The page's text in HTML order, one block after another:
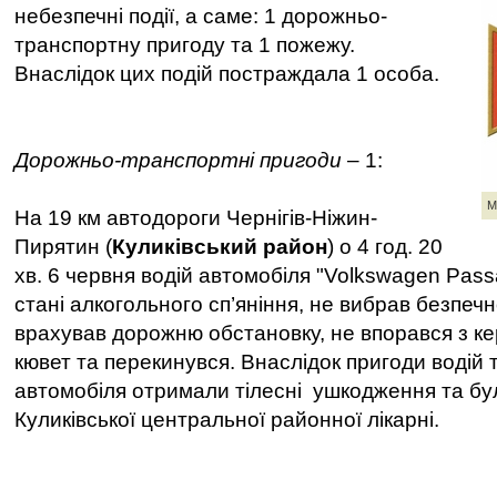
небезпечні події, а саме: 1 дорожньо-
транспортну пригоду та 1 пожежу.
Внаслідок цих подій постраждала 1 особа.
Дорожньо-транспортні пригоди – 1:
На 19 км автодороги Чернігів-Ніжин-
Пирятин (Куликівський район) о 4 год. 20
хв. 6 червня водій автомобіля "Volkswagen
стані алкогольного сп’яніння, не вибрав
врахував дорожню обстановку, не впорався з
кювет та перекинувся. Внаслідок пригоди водій
автомобіля отримали тілесні ушкодження та
Куликівської центральної районної лікарні.